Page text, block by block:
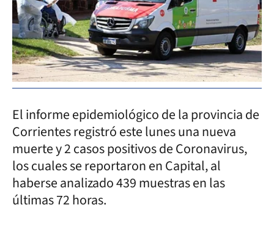
El informe epidemiológico de la provincia de
Corrientes registró este lunes una nueva
muerte y 2 casos positivos de Coronavirus,
los cuales se reportaron en Capital, al
haberse analizado 439 muestras en las
últimas 72 horas.